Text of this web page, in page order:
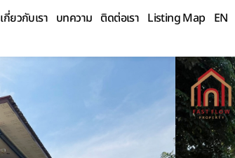
เกี่ยวกับเรา บทความ ติดต่อเรา Listing Map EN